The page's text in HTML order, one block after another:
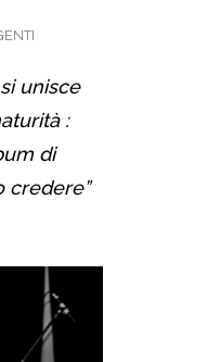
unisce
:
di
credere”